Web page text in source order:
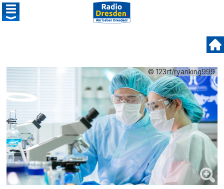
© 123rf/ryanking999